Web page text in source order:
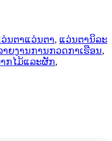
ນຕາແວ່ນຕາ, ແວ່ນຕານິລະ
າຍງານການກວດກາເຮືອນ,
ກໄມ້ແລະຜັກ,